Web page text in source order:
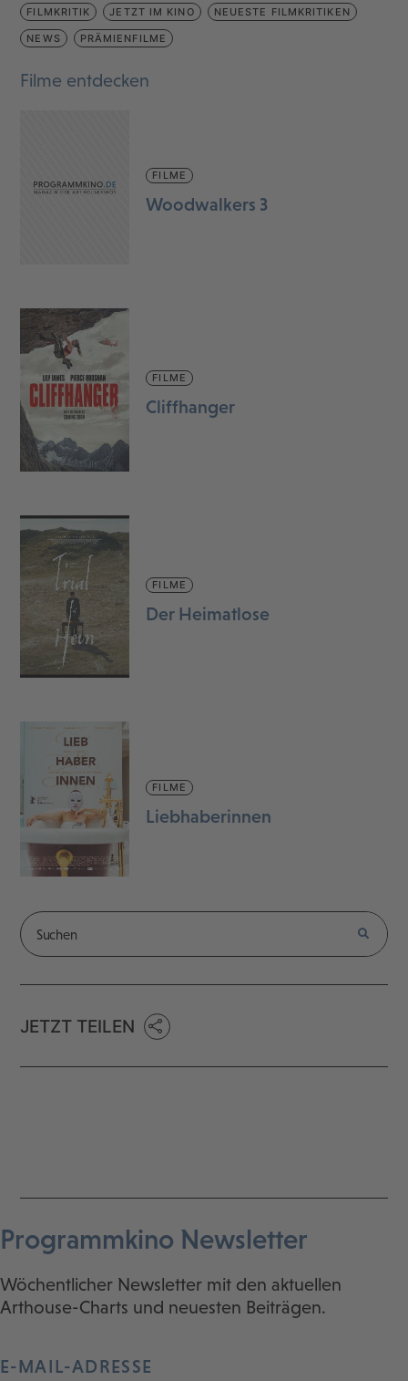
FILMKRITIK JETZT IM KINO NEUESTE FILMKRITIKEN
NEWS PRÄMIENFILME
Filme entdecken
FILME
Woodwalkers 3
FILME
Cliffhanger
FILME
Der Heimatlose
FILME
Liebhaberinnen
JETZT TEILEN
Programmkino Newsletter
Wöchentlicher Newsletter mit den aktuellen
Arthouse-Charts und neuesten Beiträgen.
E-MAIL-ADRESSE